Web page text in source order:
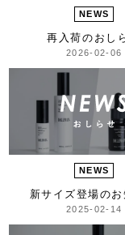
NEWS
再入荷のおし
2026-02-06
NEWS
新サイズ登場の
2025-02-14